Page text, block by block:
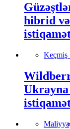
hibrid
Keçmiş